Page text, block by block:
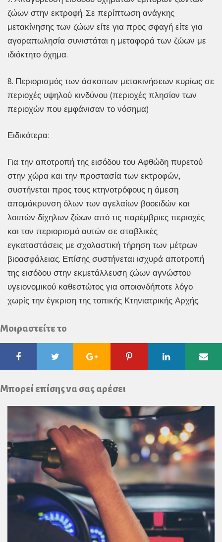
ζώων στην εκτροφή. Σε περίπτωση ανάγκης
μετακίνησης των ζώων είτε για προς σφαγή είτε για
αγοραπωλησία συνιστάται η μεταφορά των ζώων με
ιδιόκτητο όχημα.
8. Περιορισμός των άσκοπων μετακινήσεων κυρίως σε
περιοχές υψηλού κινδύνου (περιοχές πλησίον των
περιοχών που εμφάνισαν το νόσημα)
Ειδικότερα:
Για την αποτροπή της εισόδου του Αφθώδη πυρετού
στην χώρα και την προστασία των εκτροφών,
συστήνεται προς τους κτηνοτρόφους η άμεση
απομάκρυνση όλων των αγελαίων βοοειδών και
λοιπών δίχηλων ζώων από τις παρέμβριες περιοχές
και τον περιορισμό αυτών σε σταβλικές
εγκαταστάσεις με σχολαστική τήρηση των μέτρων
βιοασφάλειας. Επίσης συστήνεται ισχυρά αποτροπή
της εισόδου στην εκμετάλλευση ζώων αγνώστου
υγειονομικού καθεστώτος για οποιονδήποτε λόγο
χωρίς την έγκριση της τοπικής Κτηνιατρικής Αρχής.
Μοιραστείτε το
FacebookTwitter Google
Plus
Pinterest Linkedin
Μπορεί επίσης να σας αρέσει